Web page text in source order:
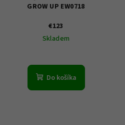
GROW UP EW0718
€123
Skladem
Do košíka